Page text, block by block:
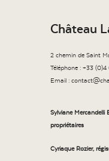
Château
2 chemin de Saint
Téléphone : +33
Email :
Sylviane Mercandelli
propriétaires
Cyriaque Rozier,